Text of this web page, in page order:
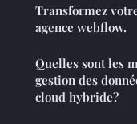
Transformez
agence webflow.
Quelles sont les
gestion des
cloud hybride?